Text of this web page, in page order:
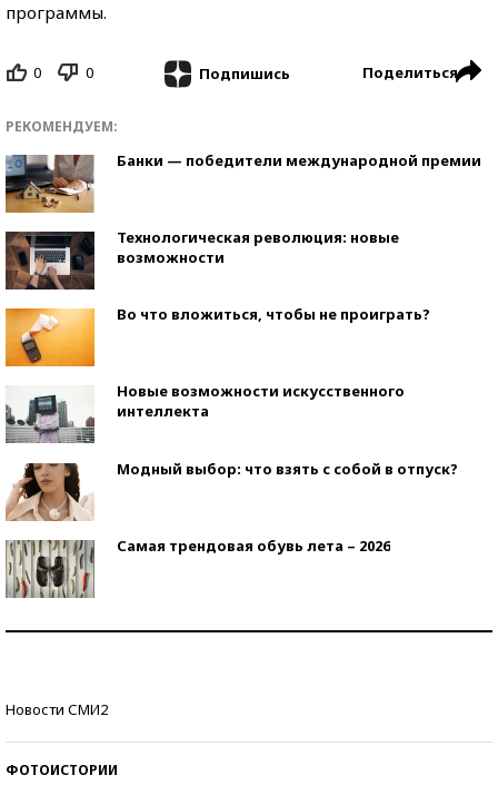
программы.
0 0 Подпишись Поделиться
РЕКОМЕНДУЕМ:
Банки — победители международной премии
Технологическая революция: новые
возможности
Во что вложиться, чтобы не проиграть?
Новые возможности искусственного
интеллекта
Модный выбор: что взять с собой в отпуск?
Самая трендовая обувь лета – 2026
Новости СМИ2
ФОТОИСТОРИИ